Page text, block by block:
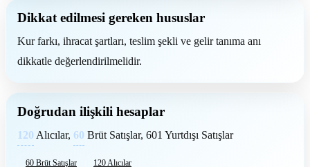
Dikkat edilmesi gereken hususlar
Kur farkı, ihracat şartları, teslim şekli ve gelir tanıma anı
dikkatle değerlendirilmelidir.
Doğrudan ilişkili hesaplar
120 Alıcılar, 60 Brüt Satışlar, 601 Yurtdışı Satışlar
60 Brüt Satışlar 120 Alıcılar